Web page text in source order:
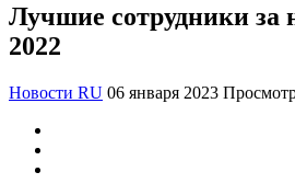
Лучшие сотрудники за
2022
Новости RU 06 января 2023